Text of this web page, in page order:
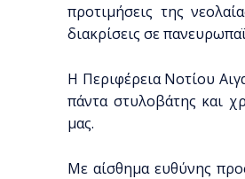
προτιμήσεις της
διακρίσεις σε
Η Περιφέρεια Νοτίου
πάντα στυλοβάτης και
μας.
Με αίσθημα ευθύνης